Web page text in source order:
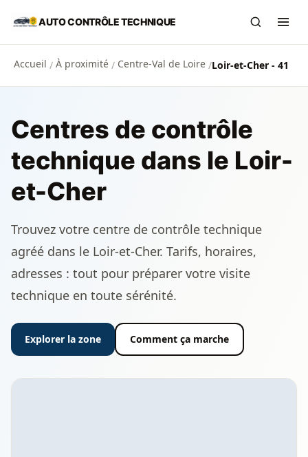
Aller au contenu principal
AUTO CONTRÔLE TECHNIQUE
Accueil / À proximité / Centre-Val de Loire /Loir-et-Cher - 41
Centres de contrôle
technique dans le Loir-
et-Cher
Trouvez votre centre de contrôle technique
agréé dans le Loir-et-Cher. Tarifs, horaires,
adresses : tout pour préparer votre visite
technique en toute sérénité.
Explorer la zone Comment ça marche